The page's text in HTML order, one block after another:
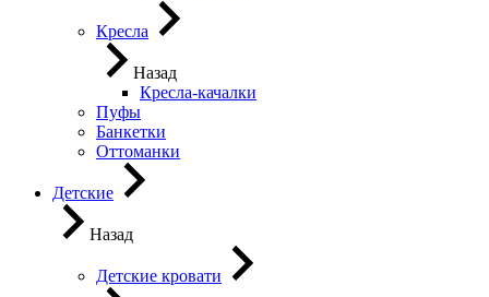
Кресла
Назад
Кресла-качалки
Пуфы
Банкетки
Оттоманки
Детские
Назад
Детские кровати